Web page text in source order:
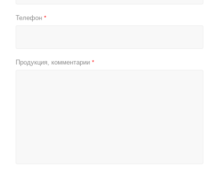
Телефон *
Продукция, комментарии *